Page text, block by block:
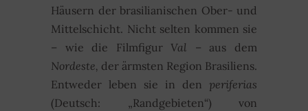
Häusern der brasilianischen Ober- und
Mittelschicht. Nicht selten kommen sie
– wie die Filmfigur Val – aus dem
Nordeste, der ärmsten Region Brasiliens.
Entweder leben sie in den periferias
(Deutsch: „Randgebieten“) von